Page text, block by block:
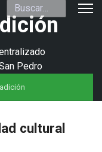
Buscar
Pedro
cultural